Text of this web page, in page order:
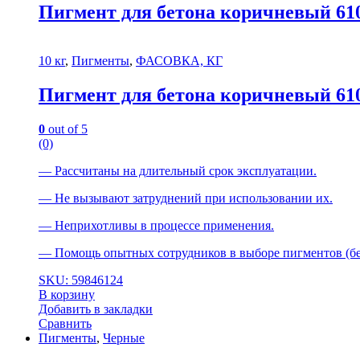
Пигмент для бетона коричневый
10 кг, Пигменты, ФАСОВКА, КГ
Пигмент для бетона коричневый
0 out of 5
(0)
— Рассчитаны на длительный срок эксплуатации.
— Не вызывают затруднений при иcпользовании их.
— Неприхотливы в пpoцессе примeнeния.
— Помощь опытных сотрудников в выборе пигментов
SKU: 59846124
В корзину
Добавить в закладки
Сравнить
Пигменты, Черные